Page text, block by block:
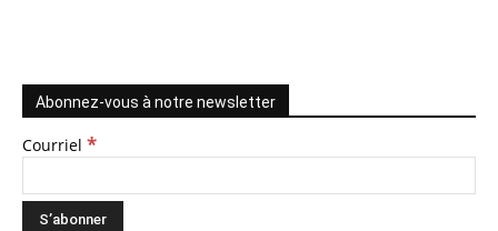
Abonnez-vous à notre newsletter
Courriel *